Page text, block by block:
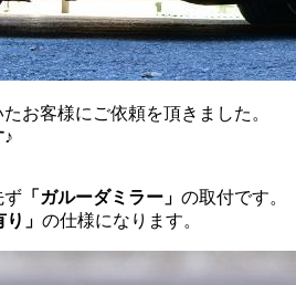
お客様にご依頼を頂きました。
ず 「ガルーダミラー」 の取付です。
」 の仕様になります。